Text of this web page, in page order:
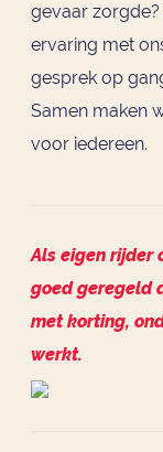
gevaar
ervaring met
gesprek op
Samen maken
voor iedereen.
Als eigen rijder
goed geregeld
met korting,
werkt.